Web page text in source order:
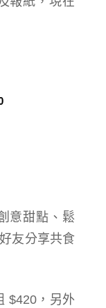
意甜點、鬆
友分享共食
$420，另外